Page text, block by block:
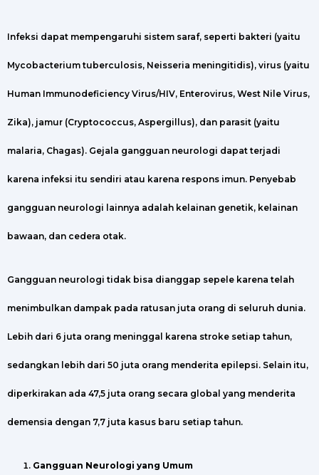
Infeksi dapat mempengaruhi sistem saraf, seperti bakteri (yaitu
Mycobacterium tuberculosis, Neisseria meningitidis), virus (yaitu
Human Immunodeficiency Virus/HIV, Enterovirus, West Nile Virus,
Zika), jamur (Cryptococcus, Aspergillus), dan parasit (yaitu
malaria, Chagas). Gejala gangguan neurologi dapat terjadi
karena infeksi itu sendiri atau karena respons imun. Penyebab
gangguan neurologi lainnya adalah kelainan genetik, kelainan
bawaan, dan cedera otak.
Gangguan neurologi tidak bisa dianggap sepele karena telah
menimbulkan dampak pada ratusan juta orang di seluruh dunia.
Lebih dari 6 juta orang meninggal karena stroke setiap tahun,
sedangkan lebih dari 50 juta orang menderita epilepsi. Selain itu,
diperkirakan ada 47,5 juta orang secara global yang menderita
demensia dengan 7,7 juta kasus baru setiap tahun.
Gangguan Neurologi yang Umum